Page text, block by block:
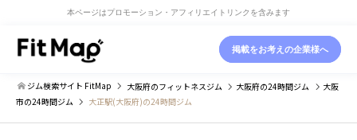
本ページはプロモーション・アフィリエイトリンクを含みます
掲載をお考えの企業様へ
ジム検索サイト FitMap 大阪府のフィットネスジム 大阪府の24時間ジム
大阪
市の24時間ジム 大正駅(大阪府)の24時間ジム